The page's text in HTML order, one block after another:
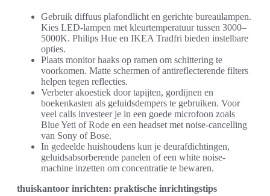
Gebruik diffuus plafondlicht en gerichte bureaulampen.
Kies LED-lampen met kleurtemperatuur tussen 3000–
5000K. Philips Hue en IKEA Tradfri bieden instelbare
opties.
Plaats monitor haaks op ramen om schittering te
voorkomen. Matte schermen of antireflecterende filters
helpen tegen reflecties.
Verbeter akoestiek door tapijten, gordijnen en
boekenkasten als geluidsdempers te gebruiken. Voor
veel calls investeer je in een goede microfoon zoals
Blue Yeti of Rode en een headset met noise-cancelling
van Sony of Bose.
In gedeelde huishoudens kun je deurafdichtingen,
geluidsabsorberende panelen of een white noise-
machine inzetten om concentratie te bewaren.
thuiskantoor inrichten: praktische inrichtingstips